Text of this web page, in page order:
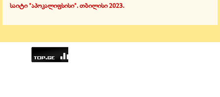
საიტი "აპოკალიფსისი". თბილისი 2023.